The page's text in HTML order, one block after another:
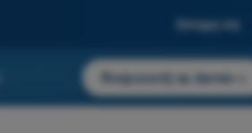
Zaloguj się
Rozpocznij za darmo